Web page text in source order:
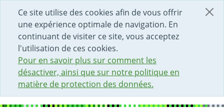
Ce site utilise des cookies afin de vous offrir
une expérience optimale de navigation. En
continuant de visiter ce site, vous acceptez
l'utilisation de ces cookies.
Pour en savoir plus sur comment les
désactiver, ainsi que sur notre politique en
matière de protection des données.
DÉBUT DU CONTENU DE LA PAGE
ACCÈS AU CHAMP DE RECHERCHE
PAGE D'ACCUEIL
FORMULAIRE DE CONTACT